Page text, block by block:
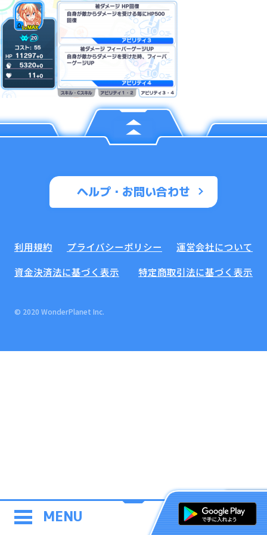
MENU
ヘルプ・お問い合わせ
利用規約 プライバシーポリシー
運営会社について
資金決済法に基づく表示
特定商取引法に基づく表示
© 2020 WonderPlanet Inc.